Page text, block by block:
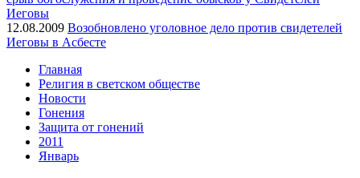
Иеговы
12.08.2009 Возобновлено уголовное дело против свидетелей
Иеговы в Асбесте
Главная
Религия в светском обществе
Новости
Гонения
Защита от гонений
2011
Январь